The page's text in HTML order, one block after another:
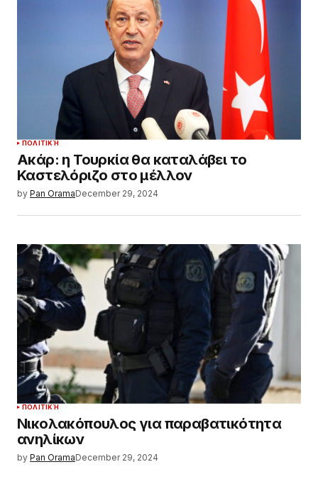
ΠΟΛΙΤΙΚΉ
Ακάρ: η Τουρκία θα καταλάβει το
Καστελόριζο στο μέλλον
by Pan OramaDecember 29, 2024
ΠΟΛΙΤΙΚΉ
Νικολακόπουλος για παραβατικότητα
ανηλίκων
by Pan OramaDecember 29, 2024